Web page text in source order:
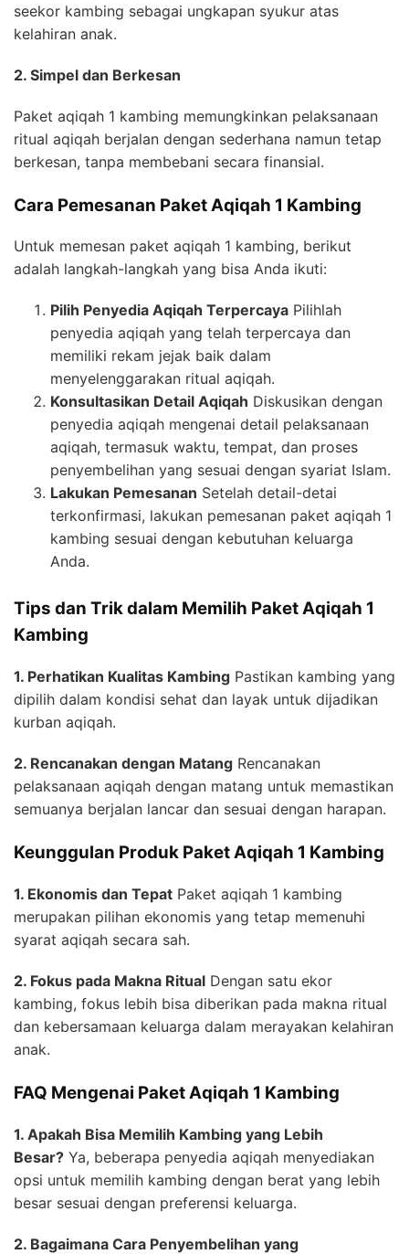
seekor kambing sebagai ungkapan syukur atas
kelahiran anak.
2. Simpel dan Berkesan
Paket aqiqah 1 kambing memungkinkan pelaksanaan
ritual aqiqah berjalan dengan sederhana namun tetap
berkesan, tanpa membebani secara finansial.
Cara Pemesanan Paket Aqiqah 1 Kambing
Untuk memesan paket aqiqah 1 kambing, berikut
adalah langkah-langkah yang bisa Anda ikuti:
Pilih Penyedia Aqiqah Terpercaya Pilihlah
penyedia aqiqah yang telah terpercaya dan
memiliki rekam jejak baik dalam
menyelenggarakan ritual aqiqah.
Konsultasikan Detail Aqiqah Diskusikan dengan
penyedia aqiqah mengenai detail pelaksanaan
aqiqah, termasuk waktu, tempat, dan proses
penyembelihan yang sesuai dengan syariat Islam.
Lakukan Pemesanan Setelah detail-detai
terkonfirmasi, lakukan pemesanan paket aqiqah 1
kambing sesuai dengan kebutuhan keluarga
Anda.
Tips dan Trik dalam Memilih Paket Aqiqah 1
Kambing
1. Perhatikan Kualitas Kambing Pastikan kambing yang
dipilih dalam kondisi sehat dan layak untuk dijadikan
kurban aqiqah.
2. Rencanakan dengan Matang Rencanakan
pelaksanaan aqiqah dengan matang untuk memastikan
semuanya berjalan lancar dan sesuai dengan harapan.
Keunggulan Produk Paket Aqiqah 1 Kambing
1. Ekonomis dan Tepat Paket aqiqah 1 kambing
merupakan pilihan ekonomis yang tetap memenuhi
syarat aqiqah secara sah.
2. Fokus pada Makna Ritual Dengan satu ekor
kambing, fokus lebih bisa diberikan pada makna ritual
dan kebersamaan keluarga dalam merayakan kelahiran
anak.
FAQ Mengenai Paket Aqiqah 1 Kambing
1. Apakah Bisa Memilih Kambing yang Lebih
Besar? Ya, beberapa penyedia aqiqah menyediakan
opsi untuk memilih kambing dengan berat yang lebih
besar sesuai dengan preferensi keluarga.
2. Bagaimana Cara Penyembelihan yang